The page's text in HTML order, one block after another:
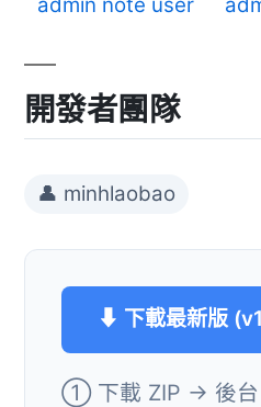
admin note user
開發者團隊
👤 minhlaobao
⬇ 下載最新版
① 下載 ZIP → 後台